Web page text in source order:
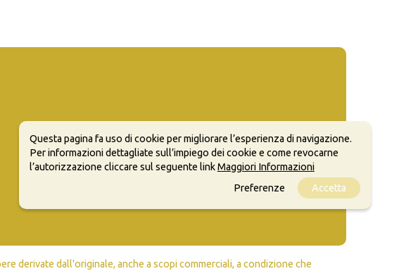
derivate dall'originale, anche a scopi commerciali, a condizione che
Questa pagina fa uso di cookie per migliorare l’esperienza di navigazione.
Per informazioni dettagliate sull’impiego dei cookie e come revocarne
l’autorizzazione cliccare sul seguente linkMaggiori Informazioni
Preferenze
Accetta